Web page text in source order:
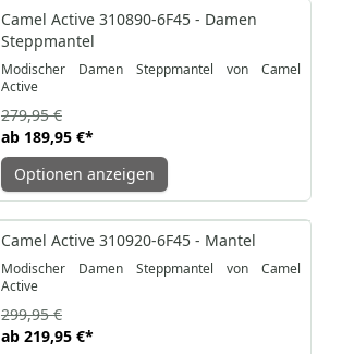
-32%
Camel Active 310890-6F45 - Damen
Steppmantel
Modischer Damen Steppmantel von Camel
Active
ab 189,95 €*
279,95 €
Optionen anzeigen
-27%
Camel Active 310920-6F45 - Mantel
Modischer Damen Steppmantel von Camel
Active
ab 219,95 €*
299,95 €